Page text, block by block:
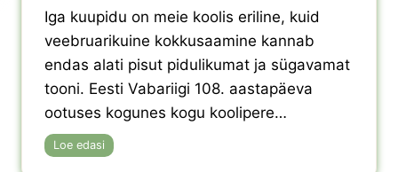
d
õ
u
e
k
a
m
i
Iga kuupidu on meie koolis eriline, kuid
veebruarikuine kokkusaamine kannab
endas alati pisut pidulikumat ja sügavamat
tooni. Eesti Vabariigi 108. aastapäeva
ootuses kogunes kogu koolipere…
Loe edasi
i